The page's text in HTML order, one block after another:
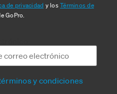
de privacidad y losTérminos de
GoPro.
y condiciones